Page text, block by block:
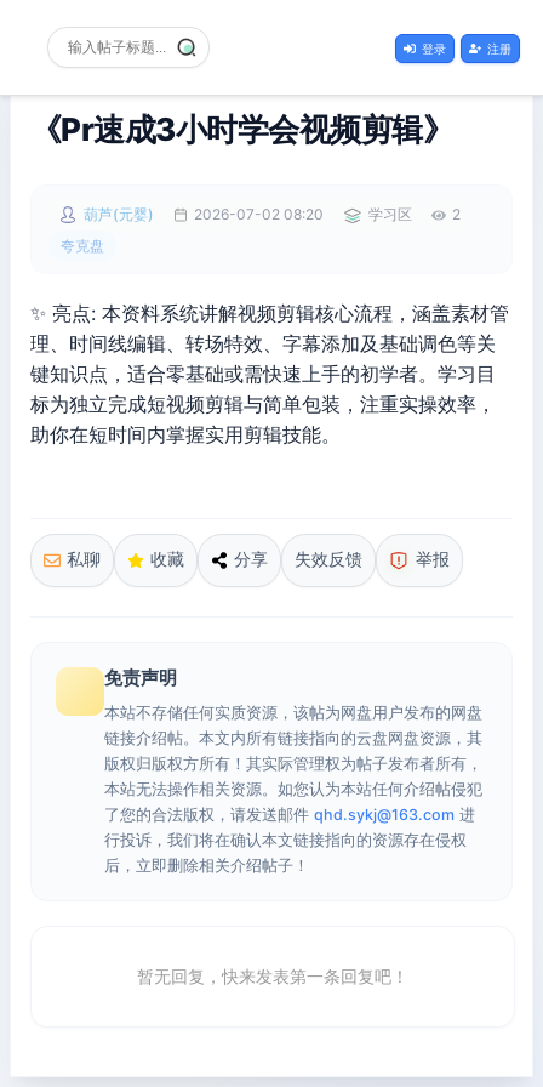
登录 注册
《Pr速成3小时学会视频剪辑》
葫芦(元婴) 2026-07-02 08:20 学习区
2
夸克盘
✨ 亮点: 本资料系统讲解视频剪辑核心流程，涵盖素材管
理、时间线编辑、转场特效、字幕添加及基础调色等关
键知识点，适合零基础或需快速上手的初学者。学习目
标为独立完成短视频剪辑与简单包装，注重实操效率，
助你在短时间内掌握实用剪辑技能。
私聊 收藏 分享 失效反馈 举报
免责声明
本站不存储任何实质资源，该帖为网盘用户发布的网盘
链接介绍帖。本文内所有链接指向的云盘网盘资源，其
版权归版权方所有！其实际管理权为帖子发布者所有，
本站无法操作相关资源。如您认为本站任何介绍帖侵犯
了您的合法版权，请发送邮件 qhd.sykj@163.com 进
行投诉，我们将在确认本文链接指向的资源存在侵权
后，立即删除相关介绍帖子！
暂无回复，快来发表第一条回复吧！